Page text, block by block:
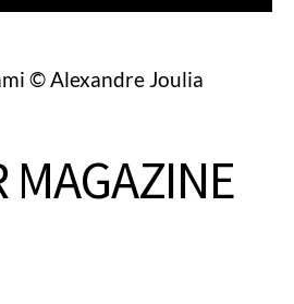
© Alexandre Joulia
MAGAZINE